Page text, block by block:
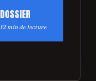
DOSSIER
12 min de lecture